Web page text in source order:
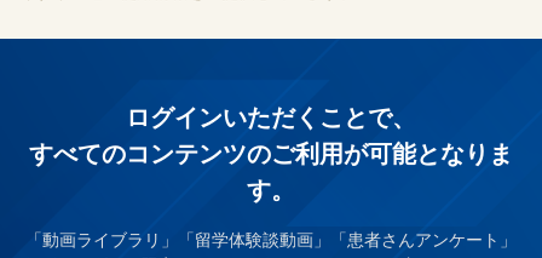
ログインいただくことで、
すべてのコンテンツのご利⽤が可能となりま
す。
「動画ライブラリ」「留学体験談動画」「患者さんアンケート」